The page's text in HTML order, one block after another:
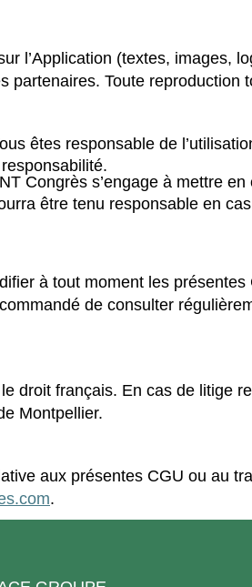
l’Application (textes, images,
partenaires. Toute
êtes responsable de
Congrès s’engage à mettre
être tenu responsable en
à tout moment les
de consulter
droit français. En cas de litige
Montpellier.
aux présentes CGU ou au
.